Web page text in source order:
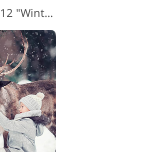
Schnee-Aktionen für Photoshop #12 "Winter Tale"